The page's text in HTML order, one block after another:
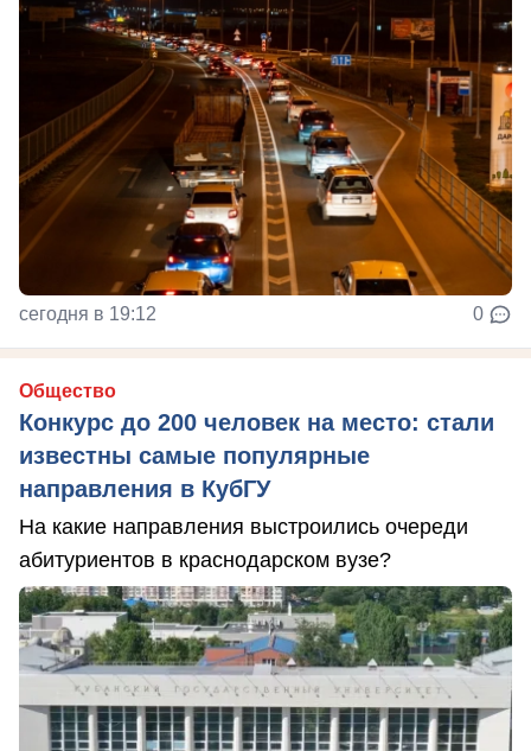
сегодня в 19:12 0
Общество
Конкурс до 200 человек на место: стали
известны самые популярные
направления в КубГУ
На какие направления выстроились очереди
абитуриентов в краснодарском вузе?